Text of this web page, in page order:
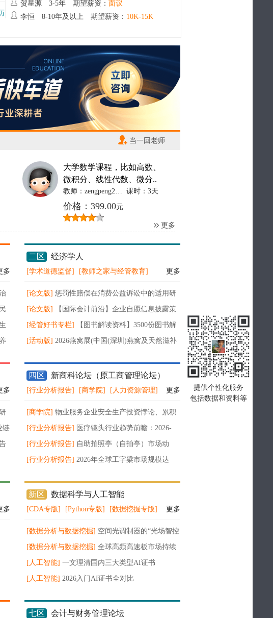
贺星源 3-5年 期望薪资： 面议
李恒 8-10年及以上 期望薪资： 10K-15K
当一回老师
更多
大学数学课程，比如高数、
微积分、线性代数、微分..
教师：zengpeng2012 课时：3天
价格：399.00元
多
二区 经济学人
[学术道德监督] [教师之家与经管教育] 更多
[论文版] 惩罚性赔偿在消费公益诉讼中的适用研
究
[论文版] 【国际会计前沿】企业自愿信息披露策
略的三维分析框架研究——以新能源汽车行业销
量披
[经管好书专栏] 【图书解读资料】3500份图书解
读释义资料合集（人文社会经济历史艺术小说
[活动版] 2026燕窝展(中国(深圳)燕窝及天然滋补
多
链
四区 新商科论坛（原工商管理论坛）
[行业分析报告] [商学院] [人力资源管理] 更多
[商学院] 物业服务企业安全生产投资悖论、 累积
风险及破解之道
[行业分析报告] 医疗镜头行业趋势前瞻：2026-
2032年CAGR达5.6%，2025至2032年规模稳步增
长
[行业分析报告] 自助拍照亭（自拍亭）市场动
态：2026-2032年复合增长7.8%，2032年规模将突
[行业分析报告] 2026年全球工字梁市场规模达
业持续增长
多
新区 数据科学与人工智能
[CDA专版] [Python专版] [数据挖掘专版] 更多
[数据分析与数据挖掘] 空间光调制器的“光场智控
时代”：（CAGR）为13.0%（2026-2032）
[数据分析与数据挖掘] 全球高频高速板市场持续
高速增长，5G与AI算力浪潮驱动百亿级CCL赛道
爆发
[人工智能] 一文理清国内三大类型AI证书
[人工智能] 2026入门AI证书全对比
七区 会计与财务管理论坛
提供个性化服务
包括数据和资料等